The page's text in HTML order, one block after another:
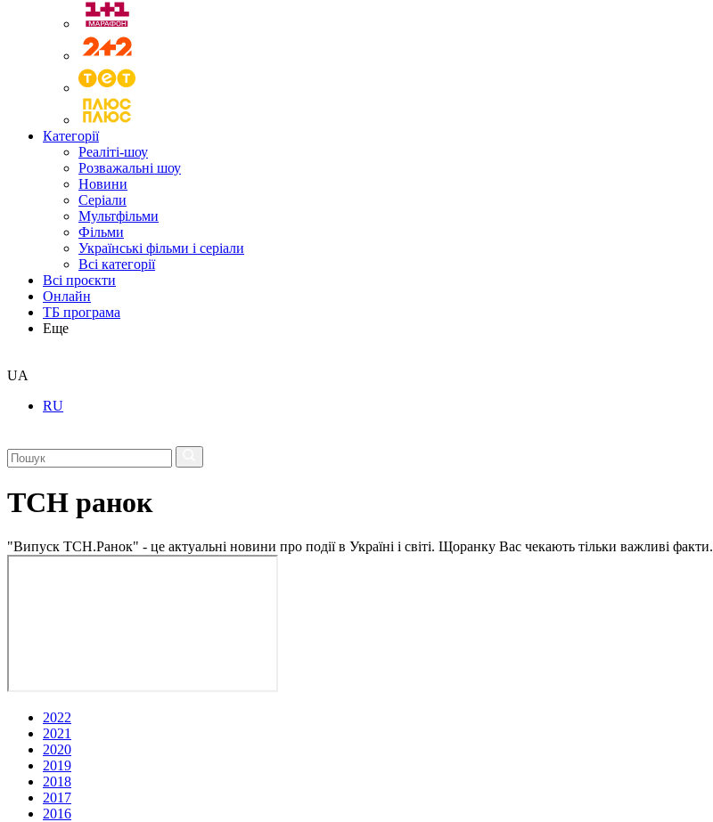
Категорії
Реаліті-шоу
Розважальні шоу
Новини
Серіали
Мультфільми
Фільми
Українські фільми і серіали
Всі категорії
Всі проєкти
Онлайн
ТБ програма
Еще
UA
RU
ТСН ранок
"Випуск ТСН.Ранок" - це актуальні новини про події в Україні і світі. Щоранку Вас чекають тільки важливі факти.
2022
2021
2020
2019
2018
2017
2016